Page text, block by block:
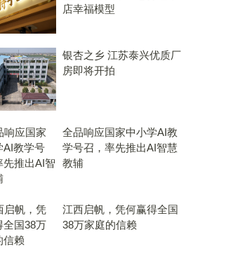
店幸福模型
银杏之乡 江苏泰兴优质厂
房即将开拍
全品响应国家中小学AI教
学号召，率先推出AI智慧
教辅
江西启帆，凭何赢得全国
38万家庭的信赖